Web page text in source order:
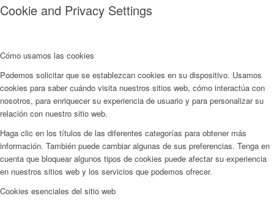
Cookie and Privacy Settings
Cómo usamos las cookies
Podemos solicitar que se establezcan cookies en su dispositivo. Usamos
cookies para saber cuándo visita nuestros sitios web, cómo interactúa con
nosotros, para enriquecer su experiencia de usuario y para personalizar su
relación con nuestro sitio web.
Haga clic en los títulos de las diferentes categorías para obtener más
información. También puede cambiar algunas de sus preferencias. Tenga en
cuenta que bloquear algunos tipos de cookies puede afectar su experiencia
en nuestros sitios web y los servicios que podemos ofrecer.
Cookies esenciales del sitio web